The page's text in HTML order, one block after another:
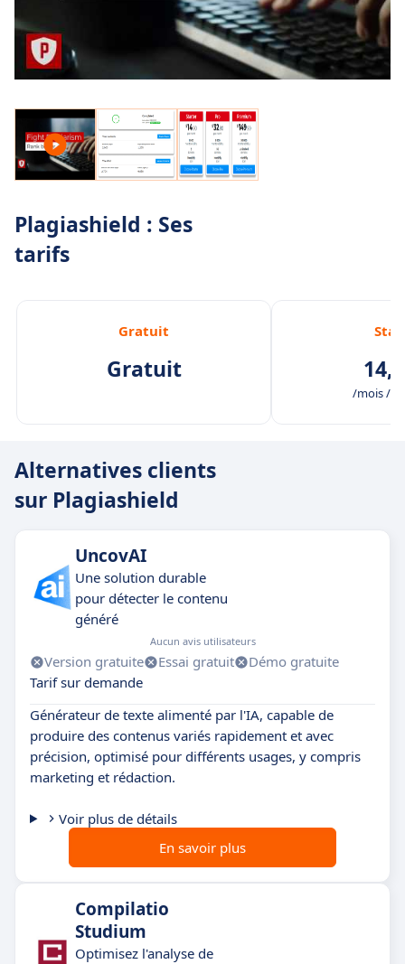
Plagiashield : Ses
tarifs
Gratuit
Gratuit
/mois /
Alternatives clients
sur Plagiashield
UncovAI
Une solution durable
pour détecter le contenu
généré
Aucun avis utilisateurs
Version gratuite Essai gratuit
Démo gratuite
Tarif sur demande
Générateur de texte alimenté par l'IA, capable de
produire des contenus variés rapidement et avec
précision, optimisé pour différents usages, y compris
marketing et rédaction.
Voir plus de détails
En savoir plus
Compilatio
Studium
Optimisez l'analyse de